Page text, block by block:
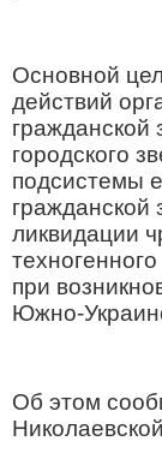
Основной
действий
городского
подсистемы
гражданской
ликвидации
при
Южно-
Об этом